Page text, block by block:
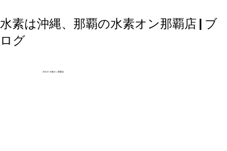
水素は沖縄、那覇の水素オン那覇店 | ブ
ログ
2024.1 水素オン那覇店